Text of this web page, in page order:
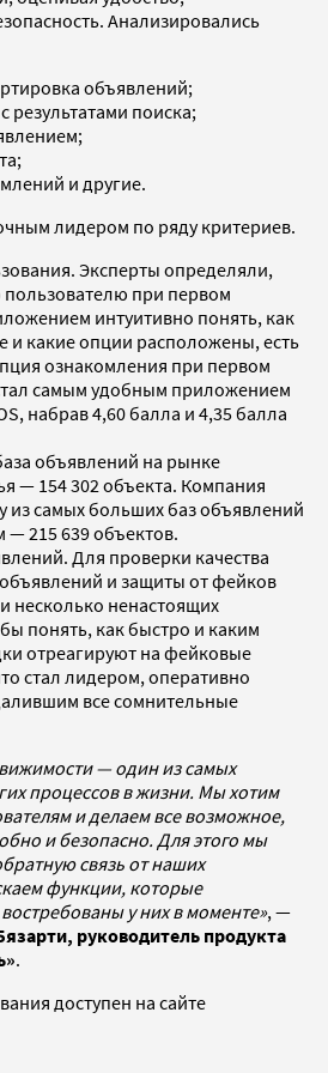
Анализировались
объявлений;
результатами поиска;
и другие.
лидером по ряду критериев.
Эксперты определяли,
пользователю при первом
интуитивно понять, как
и какие опции расположены, есть
ознакомления при первом
самым удобным приложением
набрав 4,60 балла и 4,35 балла
объявлений на рынке
— 154 302 объекта. Компания
из самых больших баз объявлений
— 215 639 объектов.
Для проверки качества
и защиты от фейков
несколько ненастоящих
понять, как быстро и каким
отреагируют на фейковые
стал лидером, оперативно
все сомнительные
— один из самых
процессов в жизни. Мы хотим
и делаем все возможное,
и безопасно. Для этого мы
связь от наших
функции, которые
у них в моменте», —
руководитель продукта
.
доступен на сайте